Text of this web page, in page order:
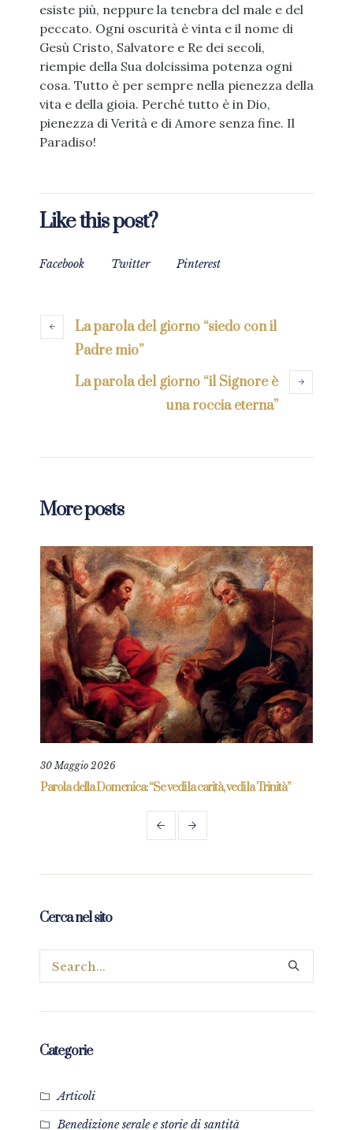
esiste più, neppure la tenebra del male e del
peccato. Ogni oscurità è vinta e il nome di
Gesù Cristo, Salvatore e Re dei secoli,
riempie della Sua dolcissima potenza ogni
cosa. Tutto è per sempre nella pienezza della
vita e della gioia. Perché tutto è in Dio,
pienezza di Verità e di Amore senza fine. Il
Paradiso!
Like this post?
Facebook Twitter Pinterest
La parola del giorno “siedo con il
Padre mio”
La parola del giorno “il Signore è
una roccia eterna”
More posts
30 Maggio 2026
Parola della Domenica: “Se vedi la carità, vedi la Trinità”
Cerca nel sito
Categorie
Articoli
Benedizione serale e storie di santità